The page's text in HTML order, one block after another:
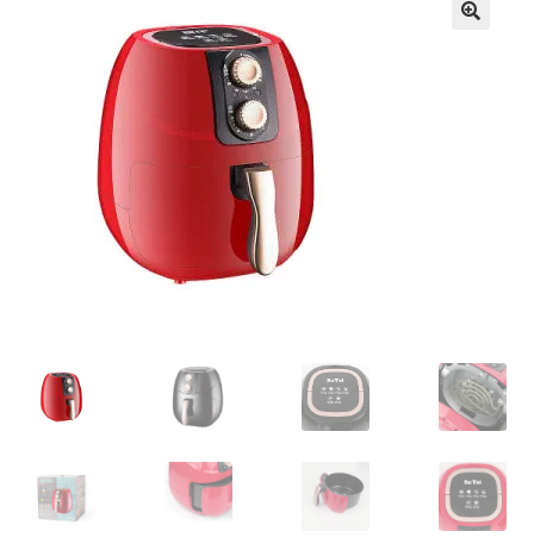
Мој профил
Рекламации и замена на производ
Сите производи